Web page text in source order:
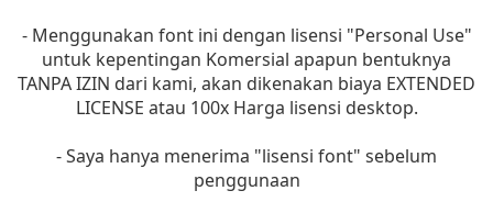
- Menggunakan font ini dengan lisensi "Personal Use"
untuk kepentingan Komersial apapun bentuknya
TANPA IZIN dari kami, akan dikenakan biaya EXTENDED
LICENSE atau 100x Harga lisensi desktop.
- Saya hanya menerima "lisensi font" sebelum
penggunaan